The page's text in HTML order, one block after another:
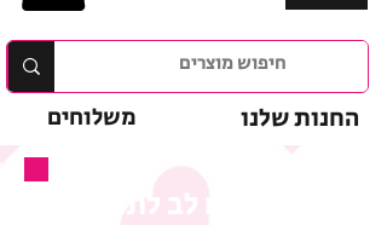
החנות שלנו משלוחים